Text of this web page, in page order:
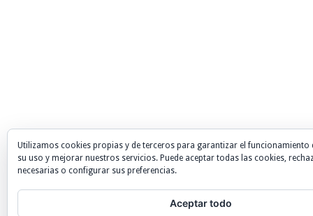
Utilizamos cookies propias y de terceros para garantizar el funcionamiento
su uso y mejorar nuestros servicios. Puede aceptar todas las cookies,
necesarias o configurar sus preferencias.
Aceptar todo